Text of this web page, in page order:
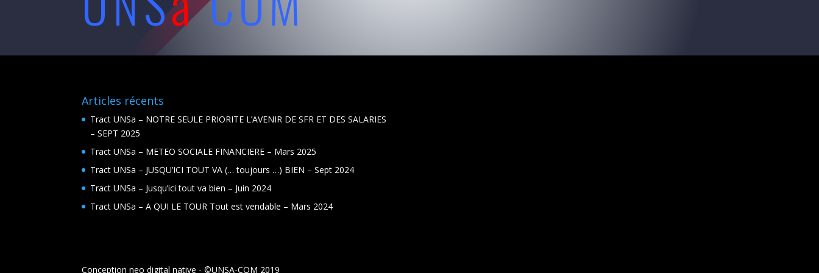
Articles récents
Tract UNSa – NOTRE SEULE PRIORITE L’AVENIR DE SFR ET DES SALARIES
– SEPT 2025
Tract UNSa – METEO SOCIALE FINANCIERE – Mars 2025
Tract UNSa – JUSQU’ICI TOUT VA (… toujours …) BIEN – Sept 2024
Tract UNSa – Jusqu’ici tout va bien – Juin 2024
Tract UNSa – A QUI LE TOUR Tout est vendable – Mars 2024
Conception neo digital native - ©UNSA-COM 2019